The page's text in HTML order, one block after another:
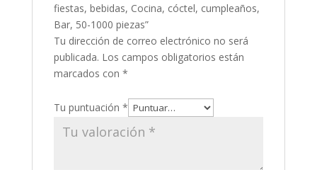
fiestas, bebidas, Cocina, cóctel, cumpleaños,
Bar, 50-1000 piezas”
Tu dirección de correo electrónico no será
publicada. Los campos obligatorios están
marcados con *
Tu puntuación *